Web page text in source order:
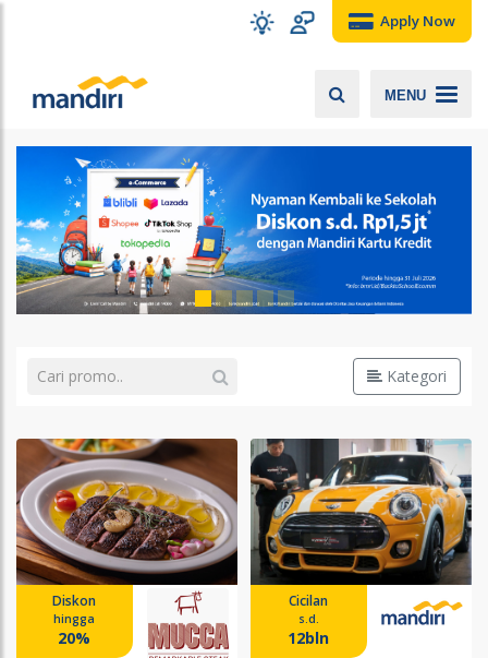
Apply Now
MENU
Kategori
Diskon
hingga
20%
Cicilan
s.d.
12bln